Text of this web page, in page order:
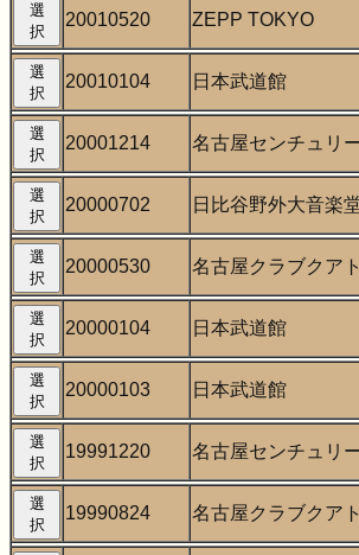
選
択
20010520 ZEPP TOKYO
選
択
20010104 日本武道館
選
択
20001214 名古屋センチュリ
選
択
20000702 日比谷野外大音楽
選
択
20000530 名古屋クラブクア
選
択
20000104 日本武道館
選
択
20000103 日本武道館
選
択
19991220 名古屋センチュリ
選
択
19990824 名古屋クラブクア